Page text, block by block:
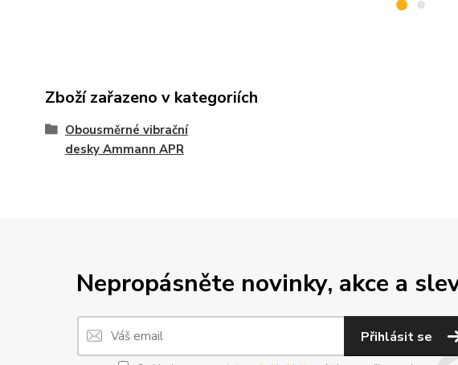
Zboží zařazeno v kategoriích
Obousměrné vibrační
desky Ammann APR
Nepropásněte novinky, akce a
Přihlásit se